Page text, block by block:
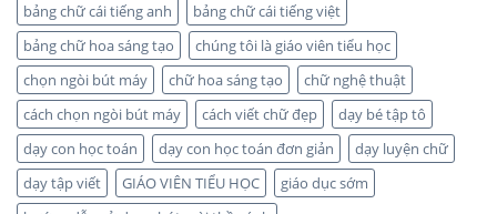
bảng chữ cái tiếng anh
bảng chữ cái tiếng việt
bảng chữ hoa sáng tạo
chúng tôi là giáo viên tiểu học
chọn ngòi bút máy
chữ hoa sáng tạo
chữ nghệ thuật
cách chọn ngòi bút máy
cách viết chữ đẹp
dạy bé tập tô
dạy con học toán
dạy con học toán đơn giản
dạy luyện chữ
dạy tập viết
GIÁO VIÊN TIỂU HỌC
giáo dục sớm